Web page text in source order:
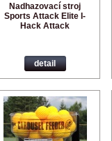
Nadhazovací stroj
Sports Attack Elite I-
Hack Attack
detail